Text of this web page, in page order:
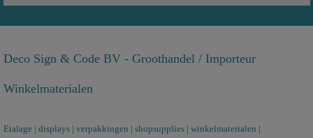
Deco Sign & Code BV - Groothandel / Importeur
Winkelmaterialen
Etalage | displays | verpakkingen | shopsupplies | winkelmaterialen |